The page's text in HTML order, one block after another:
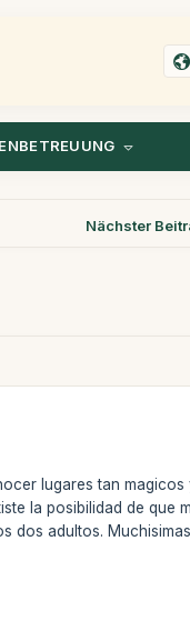
Nächster
lugares tan
la posibilidad de que
dos adultos.